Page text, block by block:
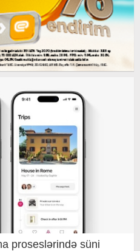
proseslərində süni